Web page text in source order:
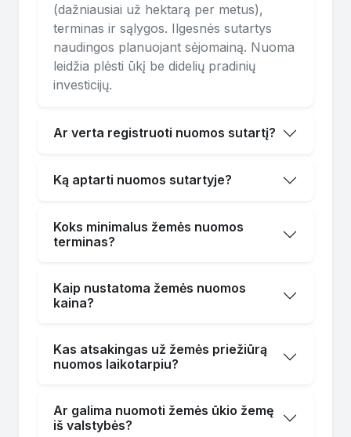
(dažniausiai už hektarą per metus),
terminas ir sąlygos. Ilgesnės sutartys
naudingos planuojant sėjomainą. Nuoma
leidžia plėsti ūkį be didelių pradinių
investicijų.
Ar verta registruoti nuomos sutartį?
Ką aptarti nuomos sutartyje?
Koks minimalus žemės nuomos
terminas?
Kaip nustatoma žemės nuomos
kaina?
Kas atsakingas už žemės priežiūrą
nuomos laikotarpiu?
Ar galima nuomoti žemės ūkio žemę
iš valstybės?